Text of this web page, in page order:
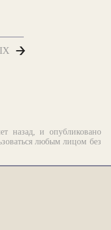
IX
назад, и опубликовано
любым лицом без